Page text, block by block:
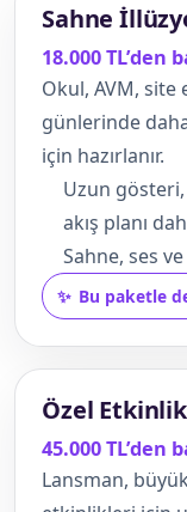
Sahne
18.000 TL’den
Okul, AVM,
günlerinde
için hazırlanır.
Uzun gösteri,
akış planı
Sahne, ses
Bu paketle
Özel
45.000 TL’den
Lansman,